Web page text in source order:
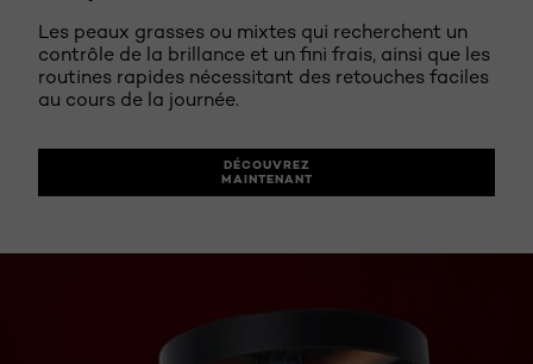
Les peaux grasses ou mixtes qui recherchent un
contrôle de la brillance et un fini frais, ainsi que les
routines rapides nécessitant des retouches faciles
au cours de la journée.
DÉCOUVREZ
MAINTENANT